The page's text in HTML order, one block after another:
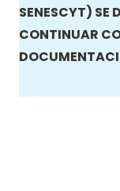
SENESCYT) SE
CONTINUAR